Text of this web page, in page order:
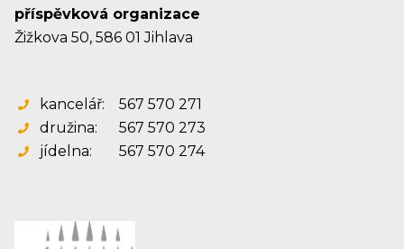
příspěvková organizace
Žižkova 50, 586 01 Jihlava
kancelář:
567 570 271
družina:
567 570 273
jídelna:
567 570 274